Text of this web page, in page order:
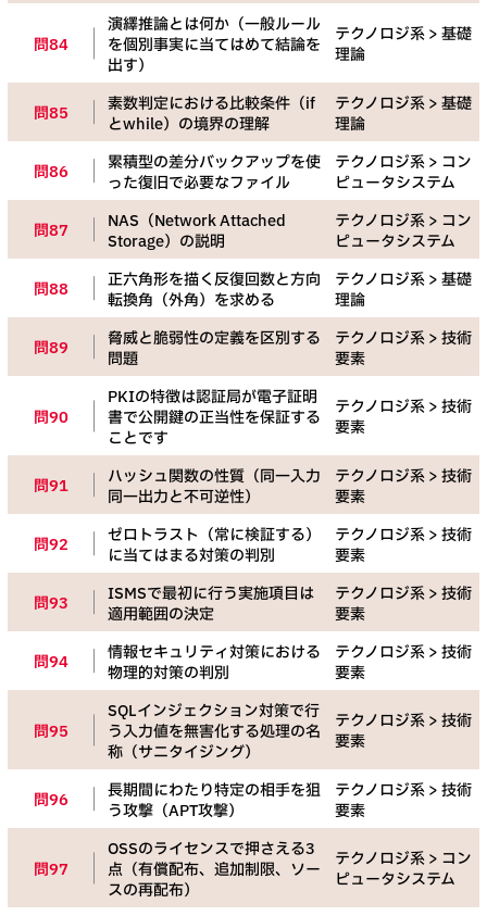
問84
演繹推論とは何か（一般ルール
を個別事実に当てはめて結論を
出す）
テクノロジ系 > 基礎
理論
問85
素数判定における比較条件（if
とwhile）の境界の理解
テクノロジ系 > 基礎
理論
問86
累積型の差分バックアップを使
った復旧で必要なファイル
テクノロジ系 > コン
ピュータシステム
問87
NAS（Network Attached
Storage）の説明
テクノロジ系 > コン
ピュータシステム
問88
正六角形を描く反復回数と方向
転換角（外角）を求める
テクノロジ系 > 基礎
理論
問89
脅威と脆弱性の定義を区別する
問題
テクノロジ系 > 技術
要素
問90
PKIの特徴は認証局が電子証明
書で公開鍵の正当性を保証する
ことです
テクノロジ系 > 技術
要素
問91
ハッシュ関数の性質（同一入力
同一出力と不可逆性）
テクノロジ系 > 技術
要素
問92
ゼロトラスト（常に検証する）
に当てはまる対策の判別
テクノロジ系 > 技術
要素
問93
ISMSで最初に行う実施項目は
適用範囲の決定
テクノロジ系 > 技術
要素
問94
情報セキュリティ対策における
物理的対策の判別
テクノロジ系 > 技術
要素
問95
SQLインジェクション対策で行
う入力値を無害化する処理の名
称（サニタイジング）
テクノロジ系 > 技術
要素
問96
長期間にわたり特定の相手を狙
う攻撃（APT攻撃）
テクノロジ系 > 技術
要素
問97
OSSのライセンスで押さえる3
点（有償配布、追加制限、ソー
スの再配布）
テクノロジ系 > コン
ピュータシステム